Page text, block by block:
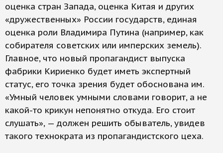
оценка стран Запада, оценка Китая и других
«дружественных» России государств, единая
оценка роли Владимира Путина (например, как
собирателя советских или имперских земель).
Главное, что новый пропагандист выпуска
фабрики Кириенко будет иметь экспертный
статус, его точка зрения будет обоснована им.
«Умный человек умными словами говорит, а не
какой-то крикун непонятно откуда. Его стоит
слушать», — должен решить обыватель, увидев
такого технократа из пропагандистского цеха.